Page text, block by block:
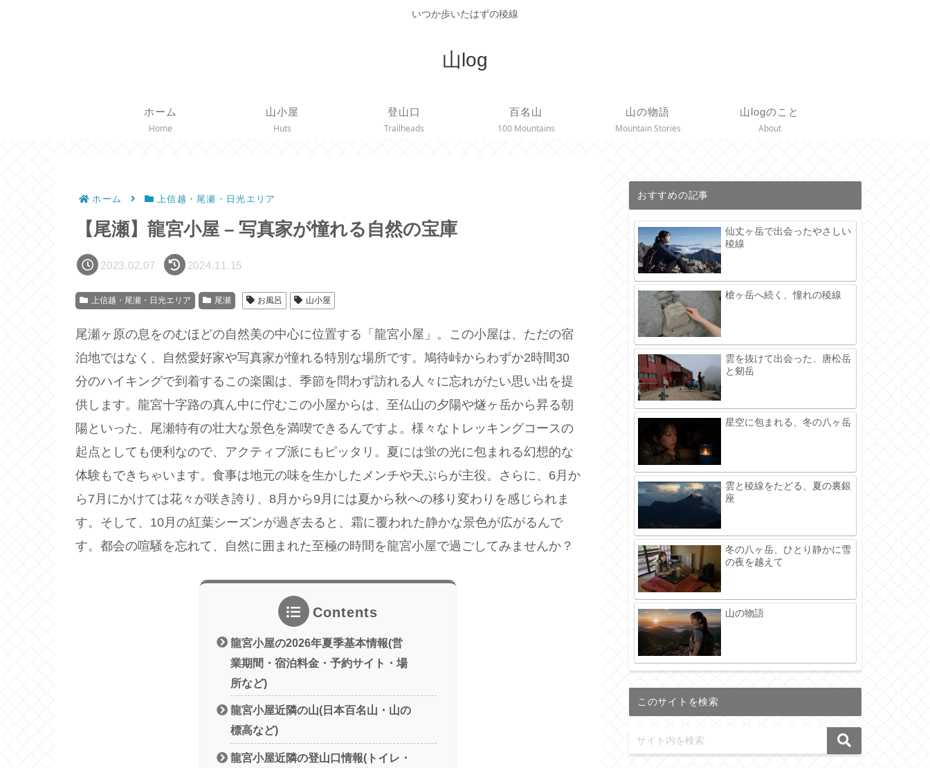
いつか歩いたはずの稜線
山log
ホーム
Home
山小屋
Huts
登山口
Trailheads
百名山
100 Mountains
山の物語
Mountain Stories
山logのこと
About
ホーム 上信越・尾瀬・日光エリア
【尾瀬】龍宮小屋 – 写真家が憧れる自然の宝庫
2023.02.07 2024.11.15
上信越・尾瀬・日光エリア 尾瀬 お風呂 山小屋
尾瀬ヶ原の息をのむほどの自然美の中心に位置する「龍宮小屋」。この小屋は、ただの宿
泊地ではなく、自然愛好家や写真家が憧れる特別な場所です。鳩待峠からわずか2時間30
分のハイキングで到着するこの楽園は、季節を問わず訪れる人々に忘れがたい思い出を提
供します。龍宮十字路の真ん中に佇むこの小屋からは、至仏山の夕陽や燧ヶ岳から昇る朝
陽といった、尾瀬特有の壮大な景色を満喫できるんですよ。様々なトレッキングコースの
起点としても便利なので、アクティブ派にもピッタリ。夏には蛍の光に包まれる幻想的な
体験もできちゃいます。食事は地元の味を生かしたメンチや天ぷらが主役。さらに、6月か
ら7月にかけては花々が咲き誇り、8月から9月には夏から秋への移り変わりを感じられま
す。そして、10月の紅葉シーズンが過ぎ去ると、霜に覆われた静かな景色が広がるんで
す。都会の喧騒を忘れて、自然に囲まれた至極の時間を龍宮小屋で過ごしてみませんか？
Contents
龍宮小屋の2026年夏季基本情報(営
業期間・宿泊料金・予約サイト・場
所など)
龍宮小屋近隣の山(日本百名山・山の
標高など)
龍宮小屋近隣の登山口情報(トイレ・
おすすめの記事
仙丈ヶ岳で出会ったやさしい
稜線
槍ヶ岳へ続く、憧れの稜線
雲を抜けて出会った、唐松岳
と剱岳
星空に包まれる、冬の八ヶ岳
雲と稜線をたどる、夏の裏銀
座
冬の八ヶ岳、ひとり静かに雪
の夜を越えて
山の物語
このサイトを検索